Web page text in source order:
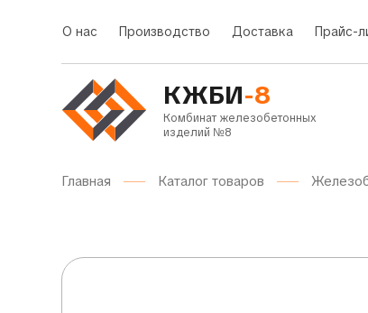
О нас Производство Доставка Прайс-
КЖБИ-8
Комбинат железобетонных
изделий №8
Главная Каталог товаров